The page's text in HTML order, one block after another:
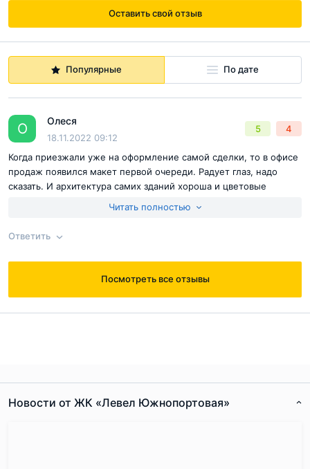
Оставить свой отзыв
Популярные По дате
О Олеся
18.11.2022 09:12
5 4
Когда приезжали уже на оформление самой сделки, то в офисе
продаж появился макет первой очереди. Радует глаз, надо
сказать. И архитектура самих зданий хороша и цветовые
Читать полностью
Ответить
@Олеся
Посмотреть все отзывы
Новости от ЖК «Левел Южнопортовая»